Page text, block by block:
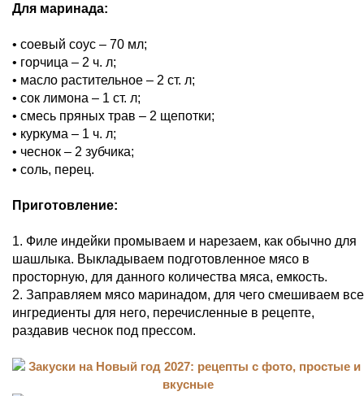
Для маринада:
• соевый соус – 70 мл;
• горчица – 2 ч. л;
• масло растительное – 2 ст. л;
• сок лимона – 1 ст. л;
• смесь пряных трав – 2 щепотки;
• куркума – 1 ч. л;
• чеснок – 2 зубчика;
• соль, перец.
Приготовление:
1. Филе индейки промываем и нарезаем, как обычно для
шашлыка. Выкладываем подготовленное мясо в
просторную, для данного количества мяса, емкость.
2. Заправляем мясо маринадом, для чего смешиваем все
ингредиенты для него, перечисленные в рецепте,
раздавив чеснок под прессом.